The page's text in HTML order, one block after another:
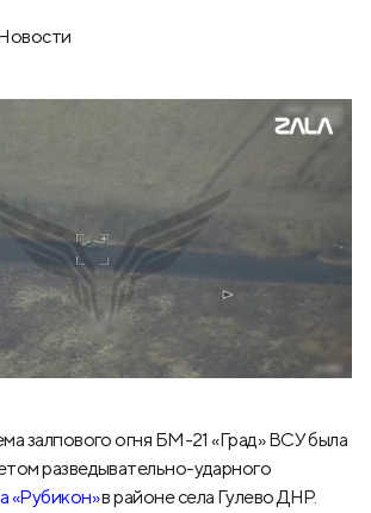
залпового огня БМ-21 «Град» ВСУ была
разведывательно-ударного
«Рубикон»в районе села Гулево ДНР.